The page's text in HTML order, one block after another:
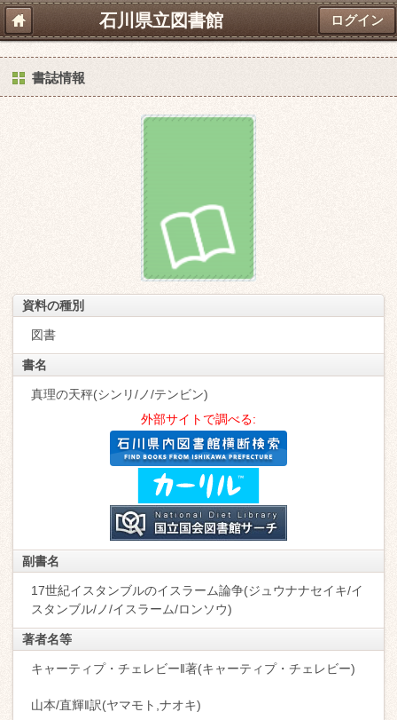
石川県立図書館 ログイン
書誌情報
資料の種別
図書
書名
真理の天秤(シンリ/ノ/テンビン)
外部サイトで調べる:
副書名
17世紀イスタンブルのイスラーム論争(ジュウナナセイキ/イ
スタンブル/ノ/イスラーム/ロンソウ)
著者名等
キャーティプ・チェレビー‖著(キャーティプ・チェレビー)
山本/直輝‖訳(ヤマモト,ナオキ)